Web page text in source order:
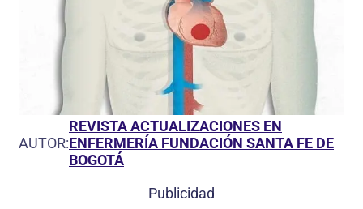
AUTOR:
REVISTA ACTUALIZACIONES EN
ENFERMERÍA FUNDACIÓN SANTA FE DE
BOGOTÁ
Publicidad